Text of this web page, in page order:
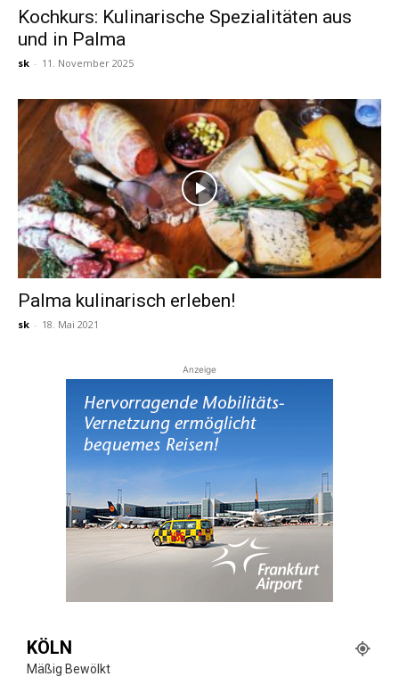
Kochkurs: Kulinarische Spezialitäten aus
und in Palma
sk - 11. November 2025
Palma kulinarisch erleben!
sk - 18. Mai 2021
Anzeige
KÖLN
Mäßig Bewölkt